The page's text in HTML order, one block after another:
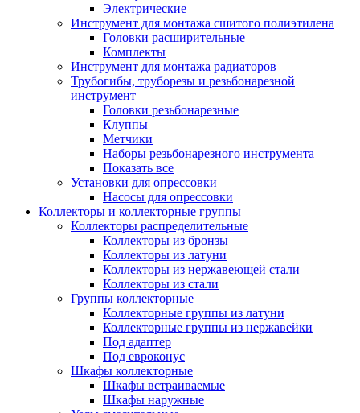
Электрические
Инструмент для монтажа сшитого полиэтилена
Головки расширительные
Комплекты
Инструмент для монтажа радиаторов
Трубогибы, труборезы и резьбонарезной
инструмент
Головки резьбонарезные
Клуппы
Метчики
Наборы резьбонарезного инструмента
Показать все
Установки для опрессовки
Насосы для опрессовки
Коллекторы и коллекторные группы
Коллекторы распределительные
Коллекторы из бронзы
Коллекторы из латуни
Коллекторы из нержавеющей стали
Коллекторы из стали
Группы коллекторные
Коллекторные группы из латуни
Коллекторные группы из нержавейки
Под адаптер
Под евроконус
Шкафы коллекторные
Шкафы встраиваемые
Шкафы наружные